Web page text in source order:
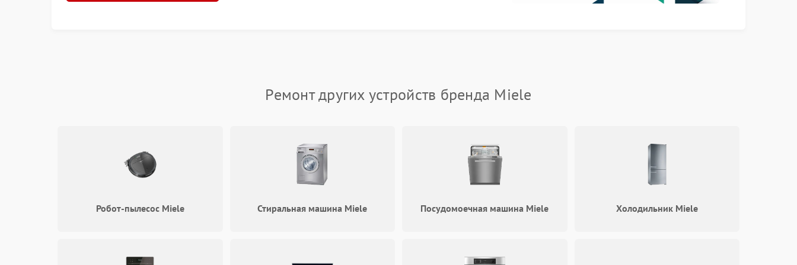
оригинальных запасных частей. Каждый мастер обладает специальной подготовкой и регулярно
план последующих действий с четким определением сроков и стоимости.
Организация процесса восстановления
выполняется первичный осмотр и диагностика оборудования. После этого формируется подробная
Ремонт других устройств бренда Miele
Робот-пылесос Miele Стиральная машина Miele Посудомоечная машина Miele Холодильник Miele